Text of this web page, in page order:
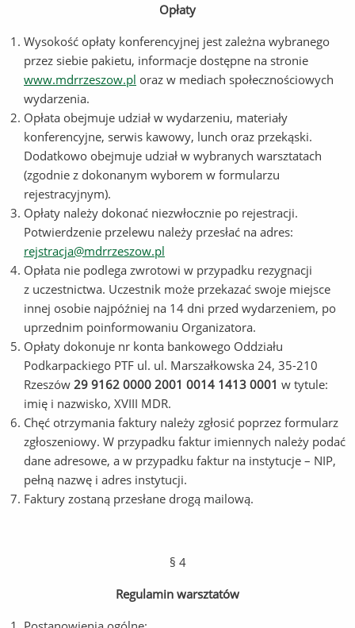
Opłaty
Wysokość opłaty konferencyjnej jest zależna wybranego
przez siebie pakietu, informacje dostępne na stronie
www.mdrrzeszow.pl oraz w mediach społecznościowych
wydarzenia.
Opłata obejmuje udział w wydarzeniu, materiały
konferencyjne, serwis kawowy, lunch oraz przekąski.
Dodatkowo obejmuje udział w wybranych warsztatach
(zgodnie z dokonanym wyborem w formularzu
rejestracyjnym).
Opłaty należy dokonać niezwłocznie po rejestracji.
Potwierdzenie przelewu należy przesłać na adres:
rejstracja@mdrrzeszow.pl
Opłata nie podlega zwrotowi w przypadku rezygnacji
z uczestnictwa. Uczestnik może przekazać swoje miejsce
innej osobie najpóźniej na 14 dni przed wydarzeniem, po
uprzednim poinformowaniu Organizatora.
Opłaty dokonuje nr konta bankowego Oddziału
Podkarpackiego PTF ul. ul. Marszałkowska 24, 35-210
Rzeszów 29 9162 0000 2001 0014 1413 0001 w tytule:
imię i nazwisko, XVIII MDR.
Chęć otrzymania faktury należy zgłosić poprzez formularz
zgłoszeniowy. W przypadku faktur imiennych należy podać
dane adresowe, a w przypadku faktur na instytucje – NIP,
pełną nazwę i adres instytucji.
Faktury zostaną przesłane drogą mailową.
§ 4
Regulamin warsztatów